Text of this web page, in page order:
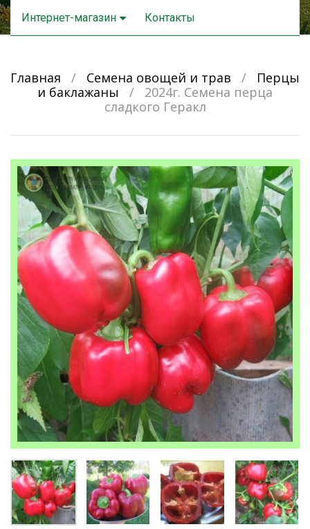
Интернет-магазин Контакты
Главная / Семена овощей и трав /
Перцы
и баклажаны
/
2024г. Семена перца
сладкого Геракл